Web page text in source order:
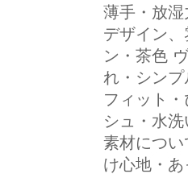
薄手・放
デザイン
ン・茶色
れ・シン
フィット
シュ・水
素材につ
け心地・